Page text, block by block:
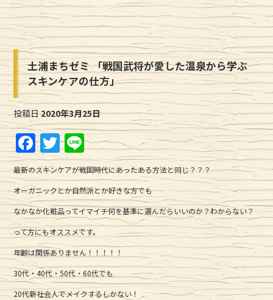
土浦まちゼミ 「戦国武将が愛した温泉から学ぶ
スキンケアの仕方」
投稿日2020年3月25日
F
a
c
e
b
o
o
k
T
w
it
te
r
Li
n
e
最新のスキンケアが戦国時代にあったある方法と同じ？？？
オーガニックとか自然派とか好きな方でも
なかなか化粧品ってイマイチ何を基準に選んだらいいのか？わからない？
って方にもオススメです。
年齢は関係ありません！！！！！
30代・40代・50代・60代でも
20代新社会人でメイクするしかない！